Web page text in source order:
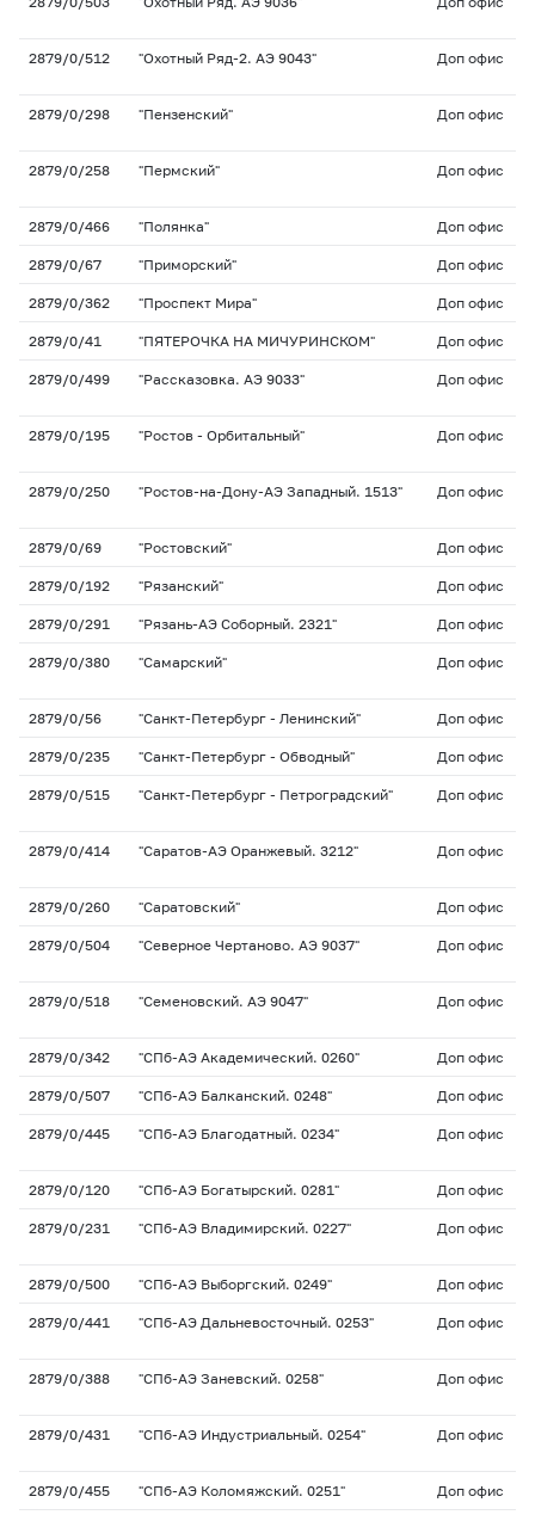
2879/0/512 "Охотный Ряд-2. АЭ 9043" Доп офис
2879/0/298 "Пензенский" Доп офис
2879/0/258 "Пермский" Доп офис
2879/0/466 "Полянка" Доп офис
2879/0/67 "Приморский" Доп офис
2879/0/362 "Проспект Мира" Доп офис
2879/0/41 "ПЯТЕРОЧКА НА МИЧУРИНСКОМ" Доп офис
2879/0/499 "Рассказовка. АЭ 9033" Доп офис
2879/0/195 "Ростов - Орбитальный" Доп офис
2879/0/250 "Ростов-на-Дону-АЭ Западный. 1513" Доп офис
2879/0/69 "Ростовский" Доп офис
2879/0/192 "Рязанский" Доп офис
2879/0/291 "Рязань-АЭ Соборный. 2321" Доп офис
2879/0/380 "Самарский" Доп офис
2879/0/56 "Санкт-Петербург - Ленинский" Доп офис
2879/0/235 "Санкт-Петербург - Обводный" Доп офис
2879/0/515 "Санкт-Петербург - Петроградский" Доп офис
2879/0/414 "Саратов-АЭ Оранжевый. 3212" Доп офис
2879/0/260 "Саратовский" Доп офис
2879/0/504 "Северное Чертаново. АЭ 9037" Доп офис
2879/0/518 "Семеновский. АЭ 9047" Доп офис
2879/0/342 "СПб-АЭ Академический. 0260" Доп офис
2879/0/507 "СПб-АЭ Балканский. 0248" Доп офис
2879/0/445 "СПб-АЭ Благодатный. 0234" Доп офис
2879/0/120 "СПб-АЭ Богатырский. 0281" Доп офис
2879/0/231 "СПб-АЭ Владимирский. 0227" Доп офис
2879/0/500 "СПб-АЭ Выборгский. 0249" Доп офис
2879/0/441 "СПб-АЭ Дальневосточный. 0253" Доп офис
2879/0/388 "СПб-АЭ Заневский. 0258" Доп офис
2879/0/431 "СПб-АЭ Индустриальный. 0254" Доп офис
2879/0/455 "СПб-АЭ Коломяжский. 0251" Доп офис